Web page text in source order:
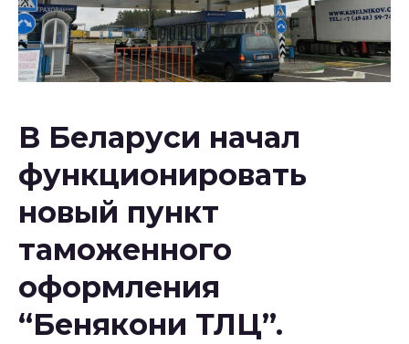
Национальное законодательство
республики Узбекистан
В Беларуси начал
функционировать
новый пункт
таможенного
оформления
“Бенякони ТЛЦ”.